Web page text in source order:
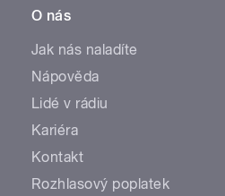
O nás
Jak nás naladíte
Nápověda
Lidé v rádiu
Kariéra
Kontakt
Rozhlasový poplatek